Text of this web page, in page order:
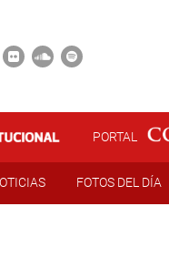
PORTAL
FOTOS DEL DÍA